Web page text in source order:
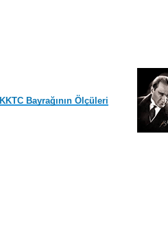
KKTC Bayrağının Ölçüleri